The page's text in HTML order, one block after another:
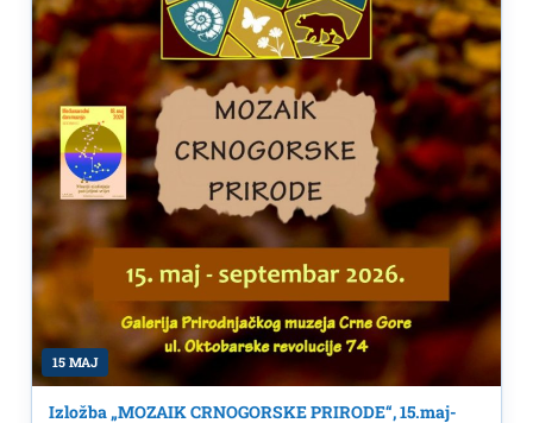
15 MAJ
Izložba „MOZAIK CRNOGORSKE PRIRODE“, 15.maj-